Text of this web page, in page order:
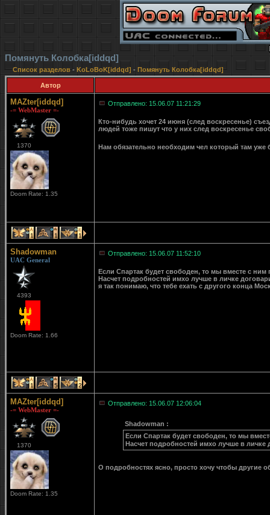
Помянуть Колобка[iddqd]
Список разделов- KoLoBoK[iddqd] - Помянуть Колобка[iddqd]
Автор
MAZter[iddqd]
-= WebMaster =-
1370
Doom Rate: 1.35
Отправлено: 15.06.07 11:21:29
Кто-нибудь хочет 24 июня (след воскресенье)
людей тоже пишут что у них след воскресенье
Нам обязательно необходим чел который там уже
1 1 1
Shadowman
UAC General
4393
Doom Rate: 1.66
Отправлено: 15.06.07 11:52:10
Если Спартак будет свободен, то мы вместе с ним
Насчет подробностей имхо лучше в личке
я так понимаю, что тебе ехать с другого конца
1 5 2
MAZter[iddqd]
-= WebMaster =-
1370
Doom Rate: 1.35
Отправлено: 15.06.07 12:06:04
Shadowman :
Если Спартак будет свободен, то мы
Насчет подробностей имхо лучше в личке
О подробностях ясно, просто хочу чтобы другие